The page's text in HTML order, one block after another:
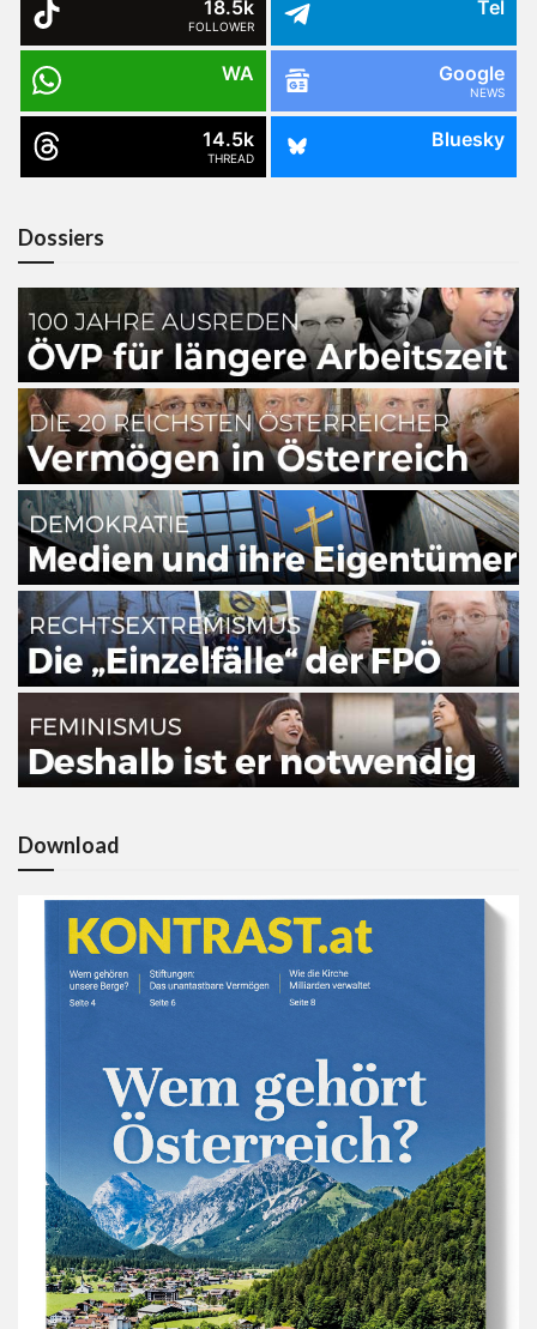
18.5k
FOLLOWER
Tel
WA Google
NEWS
14.5k
THREAD
Bluesky
Dossiers
Download